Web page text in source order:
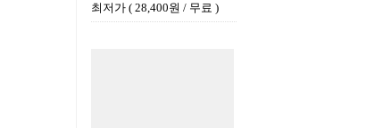
최저가 ( 28,400원 / 무료 )